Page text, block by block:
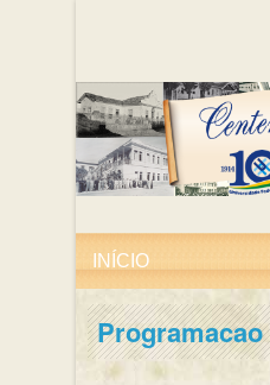
Programacao